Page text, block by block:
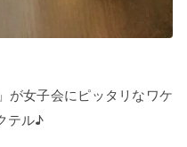
が女子会にピッタリなワケ
テル♪